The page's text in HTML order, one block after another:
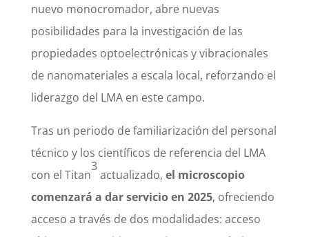
nuevo monocromador, abre nuevas
posibilidades para la investigación de las
propiedades optoelectrónicas y vibracionales
de nanomateriales a escala local, reforzando el
liderazgo del LMA en este campo.
Tras un periodo de familiarización del personal
técnico y los científicos de referencia del LMA
con el Titan
3
actualizado, el microscopio
comenzará a dar servicio en 2025, ofreciendo
acceso a través de dos modalidades: acceso